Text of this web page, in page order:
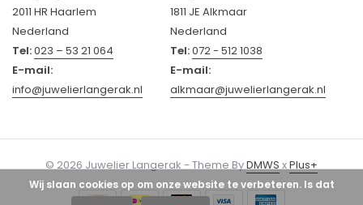
2011 HR Haarlem
Nederland
Tel:023 – 53 21 064
E-mail:
info@juwelierlangerak.nl
1811 JE Alkmaar
Nederland
Tel:072 - 512 1038
E-mail:
alkmaar@juwelierlangerak.nl
© 2026 Juwelier Langerak - Theme ByDMWSxPlus+
Wij slaan cookies op om onze website te verbeteren. Is dat